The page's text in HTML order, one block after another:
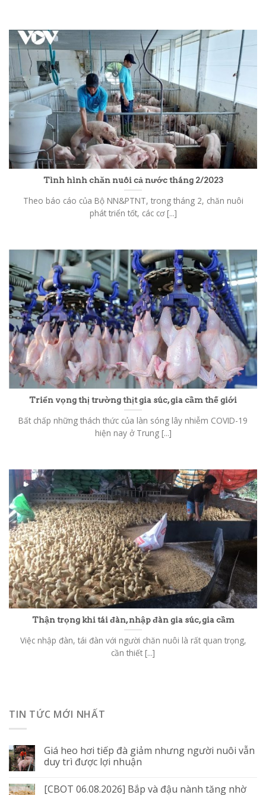
Tình hình chăn nuôi cả nước tháng 2/2023
Theo báo cáo của Bộ NN&PTNT, trong tháng 2, chăn nuôi
phát triển tốt, các cơ [...]
Triển vọng thị trường thịt gia súc, gia cầm thế giới
Bất chấp những thách thức của làn sóng lây nhiễm COVID-19
hiện nay ở Trung [...]
Thận trọng khi tái đàn, nhập đàn gia súc, gia cầm
Việc nhập đàn, tái đàn với người chăn nuôi là rất quan trọng,
cần thiết [...]
TIN TỨC MỚI NHẤT
Giá heo hơi tiếp đà giảm nhưng người nuôi vẫn
duy trì được lợi nhuận
[CBOT 06.08.2026] Bắp và đậu nành tăng nhờ